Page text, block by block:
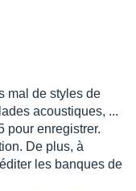
mal de styles de
acoustiques, ...
pour enregistrer.
De plus, à
les banques de